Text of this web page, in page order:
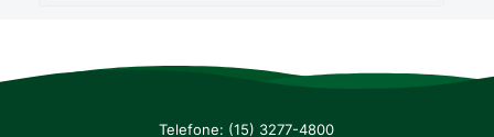
Telefone: (15) 3277-4800